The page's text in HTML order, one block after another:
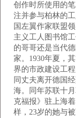
创作时所使用的
注并参与柏林的
国左翼作家联盟
主义工人图书馆
的哥哥还是当代
家。1930年夏，
界的市政建设工
同丈夫离开德国
海。同年苏联十
克福报》驻上海
样，23岁的她与